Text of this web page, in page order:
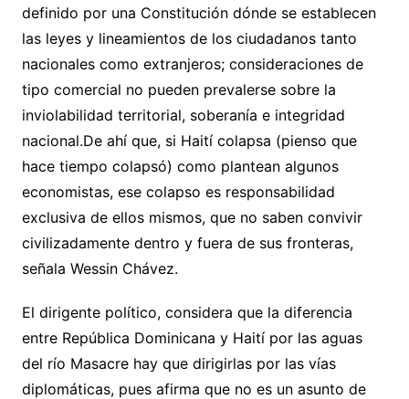
definido por una Constitución dónde se establecen
las leyes y lineamientos de los ciudadanos tanto
nacionales como extranjeros; consideraciones de
tipo comercial no pueden prevalerse sobre la
inviolabilidad territorial, soberanía e integridad
nacional.De ahí que, si Haití colapsa (pienso que
hace tiempo colapsó) como plantean algunos
economistas, ese colapso es responsabilidad
exclusiva de ellos mismos, que no saben convivir
civilizadamente dentro y fuera de sus fronteras,
señala Wessin Chávez.
El dirigente político, considera que la diferencia
entre República Dominicana y Haití por las aguas
del río Masacre hay que dirigirlas por las vías
diplomáticas, pues afirma que no es un asunto de